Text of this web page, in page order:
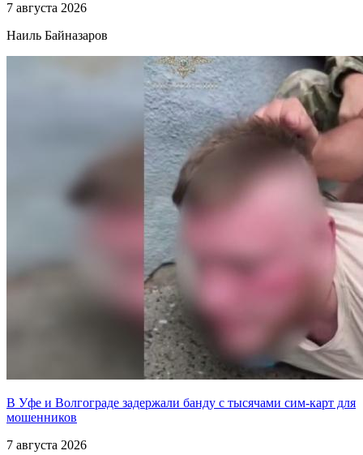
7 августа 2026
Наиль Байназаров
В Уфе и Волгограде задержали банду с тысячами сим-карт для
мошенников
7 августа 2026